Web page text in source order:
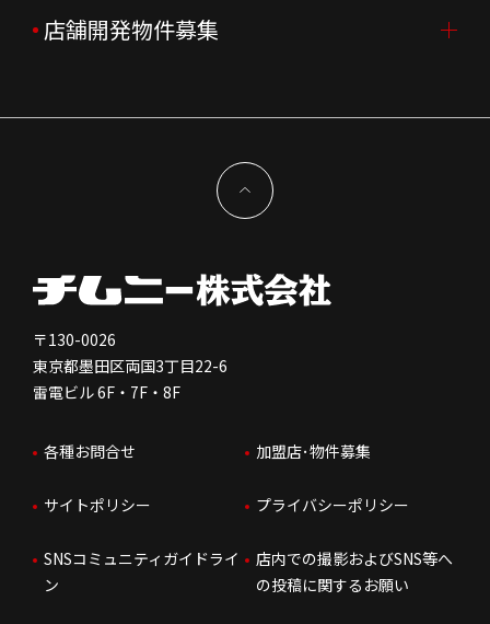
企業理念
新型コロナウイルス対応
決算資料
コーポレートガバナンス
免責事項
株価情報
IRお問合せ
中途採用
会社を知る
人を知る
はたらく環境
人財育成
サステナビリティ
よくあるご質問
FC加盟店募集TOP
独立支援について
FC加盟店お問合せ
店舗開発物件募集
〒130-0026
東京都墨田区両国3丁目22-6
雷電ビル 6F・7F・8F
各種お問合せ 加盟店･物件募集
サイトポリシー プライバシーポリシー
SNSコミュニティガイドライ
ン
店内での撮影およびSNS等へ
の投稿に関するお願い